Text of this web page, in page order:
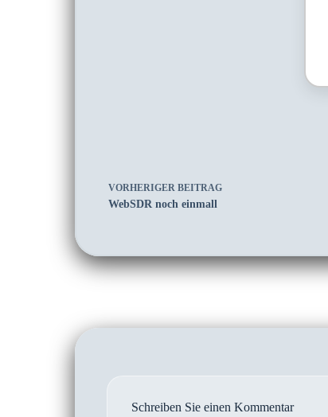
VORHERIGER BEITRAG
WebSDR noch einmall
Schreiben Sie einen Kommentar